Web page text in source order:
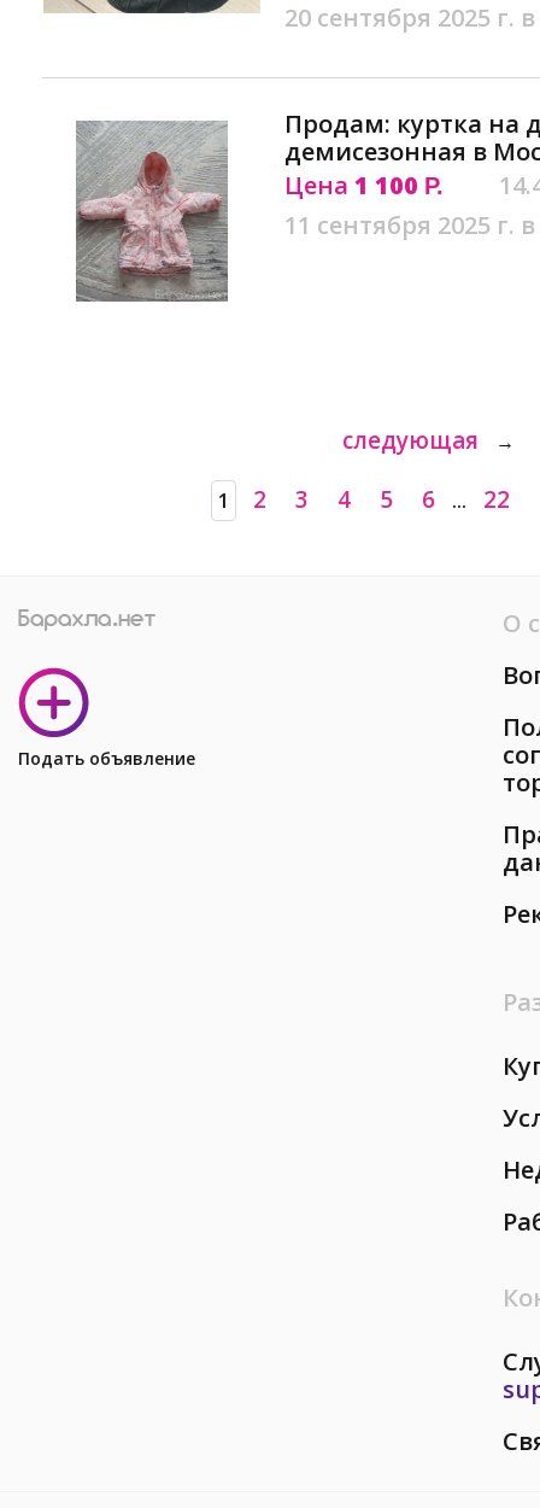
20 сентября 2025 г.
Продам: куртка на
демисезонная в
Цена 1 100 Р.
11 сентября 2025 г.
следующая →
1 2 3 4 5 6 ... 22
Подать объявление
О